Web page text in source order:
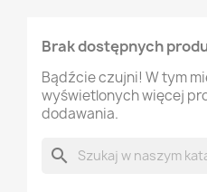
Brak dostępnych
Bądźcie czujni! W tym
wyświetlonych więcej
dodawania.
search